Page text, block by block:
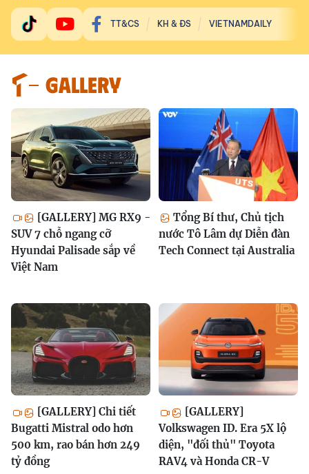
TT&CS KH & ĐS VIETNAMDAILY
GALLERY
[GALLERY] MG RX9 -
SUV 7 chỗ ngang cỡ
Hyundai Palisade sắp về
Việt Nam
Tổng Bí thư, Chủ tịch
nước Tô Lâm dự Diễn đàn
Tech Connect tại Australia
[GALLERY] Chi tiết
Bugatti Mistral odo hơn
500 km, rao bán hơn 249
tỷ đồng
[GALLERY]
Volkswagen ID. Era 5X lộ
diện, "đối thủ" Toyota
RAV4 và Honda CR-V